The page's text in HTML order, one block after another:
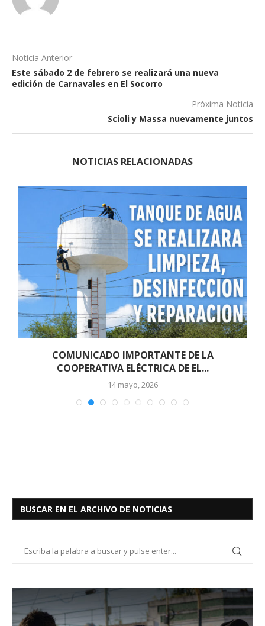
Noticia Anterior
Este sábado 2 de febrero se realizará una nueva
edición de Carnavales en El Socorro
Próxima Noticia
Scioli y Massa nuevamente juntos
NOTICIAS RELACIONADAS
COMUNICADO IMPORTANTE DE LA
COOPERATIVA ELÉCTRICA DE EL...
14 mayo, 2026
BUSCAR EN EL ARCHIVO DE NOTICIAS